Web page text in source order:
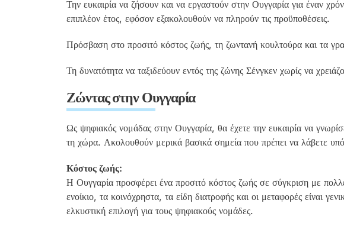
Την ευκαιρία να ζήσουν και να εργαστούν στην Ουγγαρία για έναν
επιπλέον έτος, εφόσον εξακολουθούν να πληρούν τις προϋποθέσεις.
Πρόσβαση στο προσιτό κόστος ζωής, τη ζωντανή κουλτούρα και τα
Τη δυνατότητα να ταξιδεύουν εντός της ζώνης Σένγκεν χωρίς να
Ζώντας στην Ουγγαρία
Ως ψηφιακός νομάδας στην Ουγγαρία, θα έχετε την ευκαιρία να
τη χώρα. Ακολουθούν μερικά βασικά σημεία που πρέπει να λάβετε
Κόστος ζωής:
Η Ουγγαρία προσφέρει ένα προσιτό κόστος ζωής σε σύγκριση με
ενοίκιο, τα κοινόχρηστα, τα είδη διατροφής και οι μεταφορές είναι
ελκυστική επιλογή για τους ψηφιακούς νομάδες.